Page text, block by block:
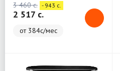
3 460 c. - 943 c.
2 517 c.
от 384с/мес